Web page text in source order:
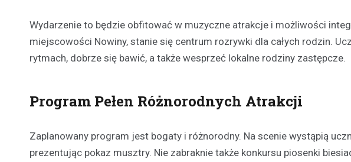
Wydarzenie to będzie obfitować w muzyczne atrakcje i możliwości
miejscowości Nowiny, stanie się centrum rozrywki dla całych rodzin.
rytmach, dobrze się bawić, a także wesprzeć lokalne rodziny zastępcze.
Program Pełen Różnorodnych Atrakcji
Zaplanowany program jest bogaty i różnorodny. Na scenie wystąpią
prezentując pokaz musztry. Nie zabraknie także konkursu piosenki